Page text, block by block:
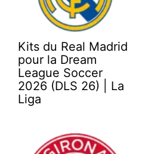
Kits du Real Madrid
pour la Dream
League Soccer
2026 (DLS 26) | La
Liga